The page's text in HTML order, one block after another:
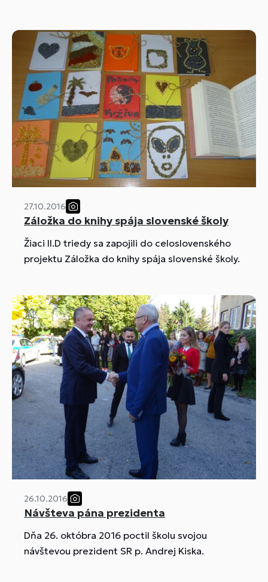
27.10.2016
Záložka do knihy spája slovenské školy
Žiaci II.D triedy sa zapojili do celoslovenského
projektu Záložka do knihy spája slovenské školy.
26.10.2016
Návšteva pána prezidenta
Dňa 26. októbra 2016 poctil školu svojou
návštevou prezident SR p. Andrej Kiska.